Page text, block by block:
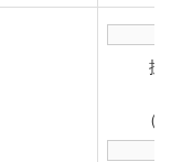
振
（